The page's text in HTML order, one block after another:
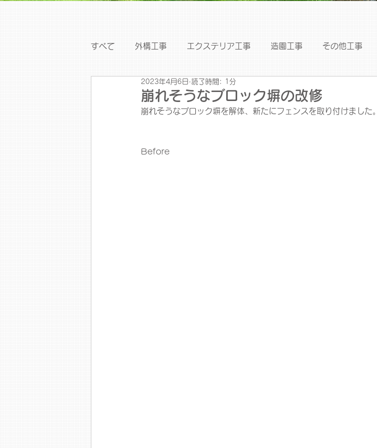
すべて 外構工事 エクステリア工事 造園工事 その他工事
崩れそうなブロック塀の改修
2023年4月6日 読了時間: 1分
崩れそうなブロック塀を解体、新たにフェンスを取り付けました。
Before